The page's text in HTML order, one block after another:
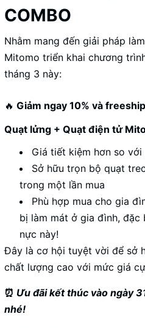
COMBO
Nhằm mang đến giải pháp
Mitomo triển khai chương
tháng 3 này:
🔥 Giảm ngay 10% và
Quạt lửng + Quạt điện tử
Giá tiết kiệm hơn so
Sở hữu trọn bộ quạt
trong một lần mua
Phù hợp mua cho gia
bị làm mát ở gia đình, đặc
nực này!
Đây là cơ hội tuyệt vời để sở
chất lượng cao với mức giá
⏰ Ưu đãi kết thúc vào ngày
nhé!